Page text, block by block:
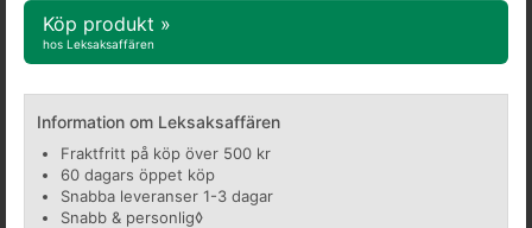
Köp produkt »
hos Leksaksaffären
Information om Leksaksaffären
Fraktfritt på köp över 500 kr
60 dagars öppet köp
Snabba leveranser 1-3 dagar
Snabb & personlig◊